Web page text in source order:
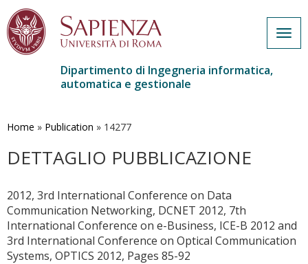
contenuto
Dipartimento di Ingegneria informatica,
automatica e gestionale
Home » Publication » 14277
DETTAGLIO PUBBLICAZIONE
2012, 3rd International Conference on Data
Communication Networking, DCNET 2012, 7th
International Conference on e-Business, ICE-B 2012 and
3rd International Conference on Optical Communication
Systems, OPTICS 2012, Pages 85-92